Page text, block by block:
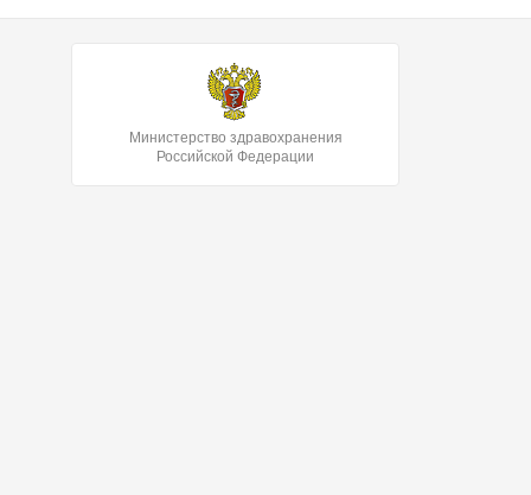
Министерство здравохранения
Российской Федерации